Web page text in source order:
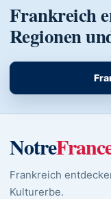
Frankreich
Regionen
Notre
Frankreich
Kulturerbe.